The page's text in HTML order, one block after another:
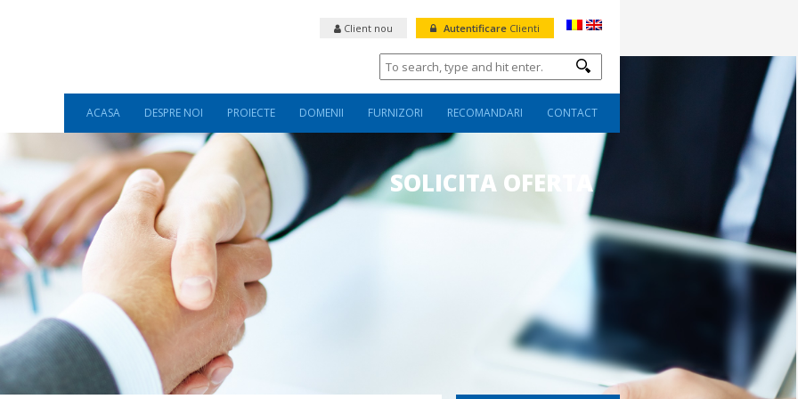
Autentificare Clienti
Client nou
ACASA DESPRE NOI PROIECTE DOMENII FURNIZORI RECOMANDARI CONTACT
SOLICITA OFERTA